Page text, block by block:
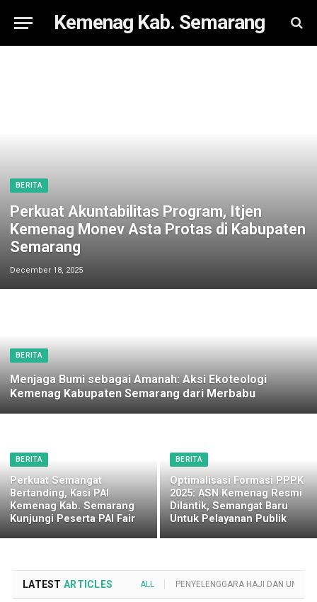
Kemenag Kab. Semarang
BERITA
Perkuat Akuntabilitas Program, Itjen
Kemenag Monev Asta Protas di Kabupaten
Semarang
December 18, 2025
BERITA
Menjaga Bumi sebagai Amanah: Aksi Ekoteologi
Kemenag Kabupaten Semarang dari Merbabu
BERITA
Perkuat Semangat
Bertanding, Kasi PAI
Kemenag Kab. Semarang
Kunjungi Peserta PAI Fair
BERITA
Optimalisasi Formasi PPPK
2025: ASN Kemenag Resmi
Dilantik, Semangat Baru
Untuk Pelayanan Publik
LATEST ARTICLES ALL PENYELENGGARA HAJI DAN UMROH